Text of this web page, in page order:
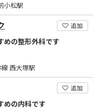
小松駅
追加
めの整形外科です
西大塚駅
追加
めの内科です